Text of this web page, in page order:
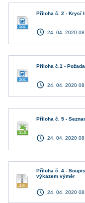
Příloha č. 2 - Krycí
access_time 24. 04. 2020
Příloha č.1 -
access_time 24. 04. 2020
Příloha č. 5 -
access_time 24. 04. 2020
Příloha č. 4 -
výkazem výměr
access_time 24. 04. 2020